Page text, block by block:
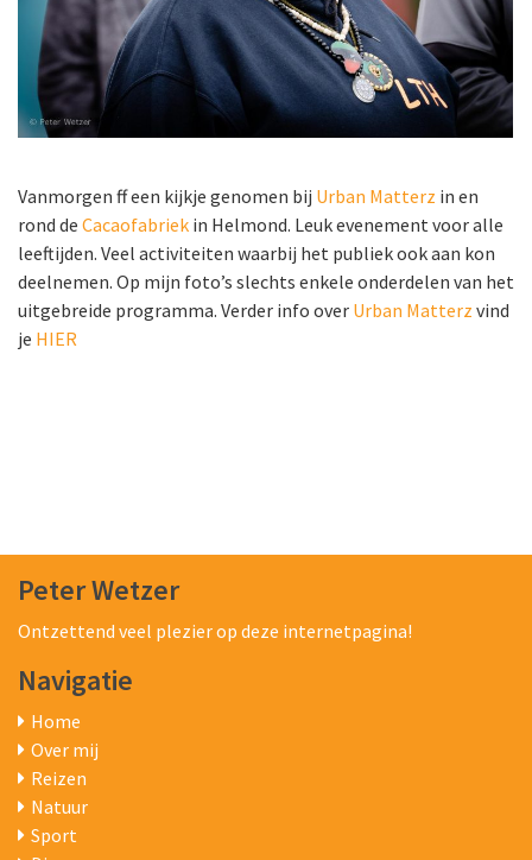
Vanmorgen ff een kijkje genomen bij Urban Matterz in en
rond de Cacaofabriek in Helmond. Leuk evenement voor alle
leeftijden. Veel activiteiten waarbij het publiek ook aan kon
deelnemen. Op mijn foto’s slechts enkele onderdelen van het
uitgebreide programma. Verder info over Urban Matterz vind
je HIER
Peter Wetzer
Ontzettend veel plezier op deze internetpagina!
Navigatie
Home
Over mij
Reizen
Natuur
Sport